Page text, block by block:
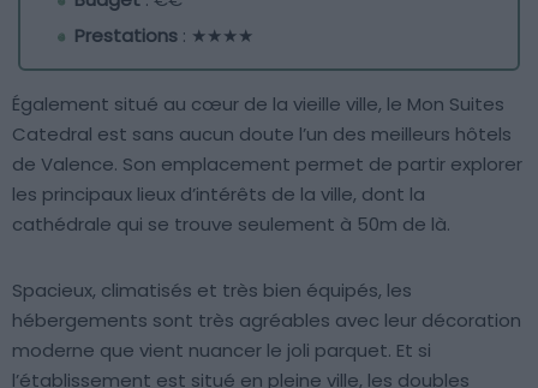
Prestations : ★★★★
Également situé au cœur de la vieille ville, le Mon Suites
Catedral est sans aucun doute l’un des meilleurs hôtels
de Valence. Son emplacement permet de partir explorer
les principaux lieux d’intérêts de la ville, dont la
cathédrale qui se trouve seulement à 50m de là.
Spacieux, climatisés et très bien équipés, les
hébergements sont très agréables avec leur décoration
moderne que vient nuancer le joli parquet. Et si
l’établissement est situé en pleine ville, les doubles